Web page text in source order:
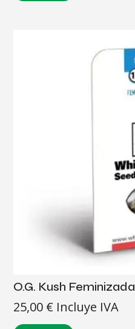
O.G. Kush Feminizada
25,00 € Incluye IVA